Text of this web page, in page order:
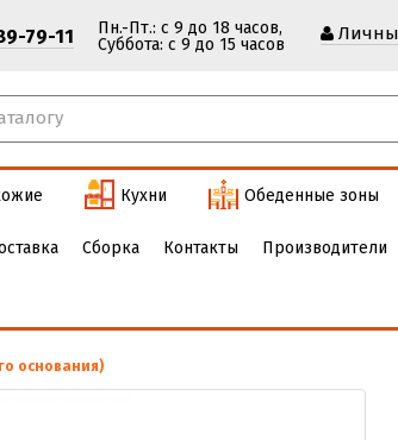
79-11
Пн.-Пт.: с 9 до 18 часов,
Cуббота: с 9 до 15 часов
Кухни Обеденные зоны
Сборка Контакты Производители
основания)